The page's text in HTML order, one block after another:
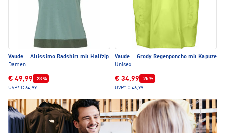
Vaude · Altissimo Radshirt mit Halfzip
Damen
€ 49,99 -23 %
UVP* € 64,99
Vaude · Grody Regenponcho mit Kapuze
Unisex
€ 34,99 -25 %
UVP* € 46,99